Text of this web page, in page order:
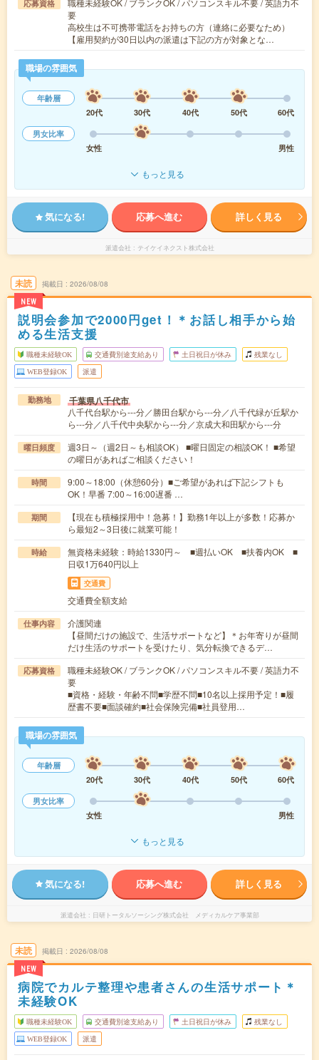
応募資格
職種未経験OK / ブランクOK / パソコンスキル不要 / 英語力不
要
高校生は不可携帯電話をお持ちの方（連絡に必要なため）
【雇用契約が30日以内の派遣は下記の方が対象とな…
職場の雰囲気
年齢層
20代
30代 40代 50代
60代
男女比率
女性
男性
もっと見る
気になる! 応募へ進む 詳しく見る
派遣会社 テイケイネクスト株式会社
未読
NEW
掲載日 2026/08/08
説明会参加で2000円get！＊お話し相手から始
める生活支援
職種未経験OK 交通費別途支給あり 土日祝日が休み 残業なし
WEB登録OK 派遣
勤務地 千葉県八千代市
八千代台駅から---分／勝田台駅から---分／八千代緑が丘駅か
ら---分／八千代中央駅から---分／京成大和田駅から---分
曜日頻度
週3日～（週2日～も相談OK） ■曜日固定の相談OK！ ■希望
の曜日があればご相談ください！
時間
9:00～18:00（休憩60分）■ご希望があれば下記シフトも
OK！早番 7:00～16:00遅番 …
期間
【現在も積極採用中！急募！】勤務1年以上が多数！応募か
ら最短2～3日後に就業可能！
時給
無資格未経験：時給1330円～ ■週払いOK ■扶養内OK ■
日収1万640円以上
交通費
交通費全額支給
仕事内容
介護関連
【昼間だけの施設で、生活サポートなど】＊お年寄りが昼間
だけ生活のサポートを受けたり、気分転換できるデ…
応募資格
職種未経験OK / ブランクOK / パソコンスキル不要 / 英語力不
要
■資格・経験・年齢不問■学歴不問■10名以上採用予定！■履
歴書不要■面談確約■社会保険完備■社員登用…
職場の雰囲気
年齢層
20代
30代 40代 50代
60代
男女比率
女性
男性
もっと見る
気になる! 応募へ進む 詳しく見る
派遣会社 日研トータルソーシング株式会社 メディカルケア事業部
未読
NEW
掲載日 2026/08/08
病院でカルテ整理や患者さんの生活サポート＊
未経験OK
職種未経験OK 交通費別途支給あり 土日祝日が休み 残業なし
WEB登録OK 派遣